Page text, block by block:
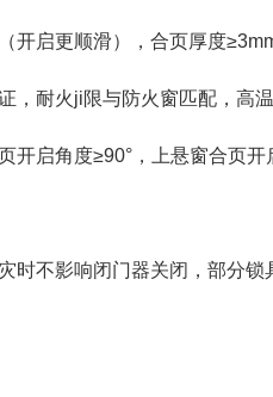
启更顺滑），合页厚度
耐火ji限与防火窗匹配，高温
启角度≥90°，上悬窗合页开
不影响闭门器关闭，部分锁